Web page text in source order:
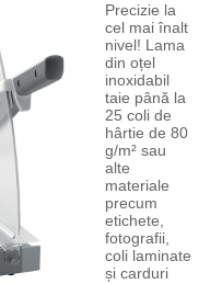
Precizie la
cel mai înalt
nivel! Lama
din oțel
inoxidabil
taie până la
25 coli de
hârtie de 80
g/m² sau
alte
materiale
precum
etichete,
fotografii,
coli laminate
și carduri